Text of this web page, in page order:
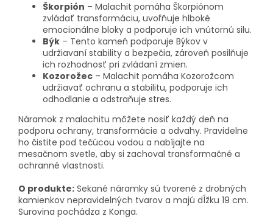
Škorpión – Malachit pomáha Škorpiónom
zvládať transformáciu, uvoľňuje hlboké
emocionálne bloky a podporuje ich vnútornú silu.
Býk – Tento kameň podporuje Býkov v
udržiavaní stability a bezpečia, zároveň posilňuje
ich rozhodnosť pri zvládaní zmien.
Kozorožec – Malachit pomáha Kozorožcom
udržiavať ochranu a stabilitu, podporuje ich
odhodlanie a odstraňuje stres.
Náramok z malachitu môžete nosiť každý deň na
podporu ochrany, transformácie a odvahy. Pravidelne
ho čistite pod tečúcou vodou a nabíjajte na
mesačnom svetle, aby si zachoval transformačné a
ochranné vlastnosti.
O produkte: Sekané náramky sú tvorené z drobných
kamienkov nepravidelných tvarov a majú dĺžku 19 cm.
Surovina pochádza z Konga.